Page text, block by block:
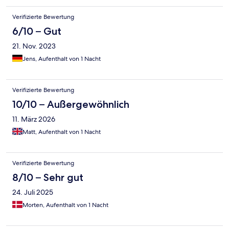
Verifizierte Bewertung
6/10 – Gut
21. Nov. 2023
Jens, Aufenthalt von 1 Nacht
Verifizierte Bewertung
10/10 – Außergewöhnlich
11. März 2026
Matt, Aufenthalt von 1 Nacht
Verifizierte Bewertung
8/10 – Sehr gut
24. Juli 2025
Morten, Aufenthalt von 1 Nacht